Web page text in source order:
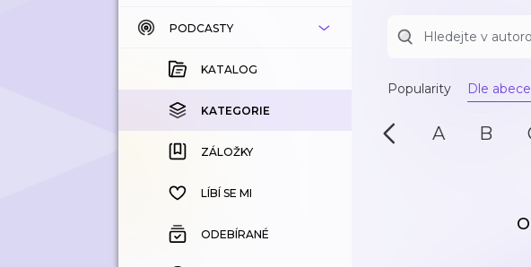
KATALOG
KOUPENÉ
KATEGORIE
ZÁLOŽKY
HISTORIE
PODCASTY
KATALOG
KATEGORIE
ZÁLOŽKY
LÍBÍ SE MI
ODEBÍRANÉ
Popularity Dle
A B